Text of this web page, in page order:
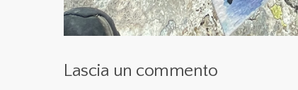
Lascia un commento